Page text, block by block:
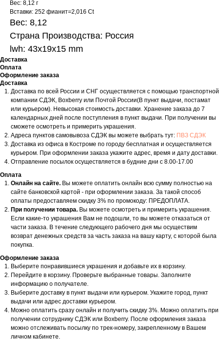
Вес: 8,12 г
Вставки: 252 фианит=2,016 Ct
Вес: 8,12
Страна Производства: Россия
lwh: 43x19x15 mm
Доставка
Оплата
Оформление заказа
Доставка
Доставка по всей России и СНГ осуществляется с помощью транспортной
компании СДЭК, Boxberry или Почтой России(В пункт выдачи, постамат
или курьером). Невысокая стоимость доставки. Хранение заказа до 7
календарных дней после поступления в пункт выдачи. При получении вы
сможете осмотреть и примерить украшения.
Адреса пунктов самовывоза СДЭК вы можете выбрать тут: ПВЗ СДЭК
Доставка из офиса в Костроме по городу бесплатная и осуществляется
курьером. При оформлении заказа укажите адрес, время и дату доставки.
Отправление посылок осуществляется в будние дни с 8.00-17.00
Оплата
Онлайн на сайте. Вы можете оплатить онлайн всю сумму полностью на
сайте банковской картой - при оформлении заказа. За такой способ
оплаты предоставляем скидку 3% по промокоду: ПРЕДОПЛАТА.
При получении товара. Вы можете осмотреть и примерить украшения.
Если какие-то украшения Вам не подошли, то вы можете отказаться от
части заказа. В течение следующего рабочего дня мы осуществим
возврат денежных средств за часть заказа на вашу карту, с которой была
покупка.
Оформление заказа
Выберите понравившиеся украшения и добавьте их в корзину.
Перейдите в корзину. Проверьте выбранные товары. Заполните
информацию о получателе.
Выберите доставку в пункт выдачи или курьером. Укажите город, пункт
выдачи или адрес доставки курьером.
Можно оплатить сразу онлайн и получить скидку 3%. Можно оплатить при
получении сотруднику СДЭК или Boxberry. После оформления заказа
можно отслеживать посылку по трек-номеру, закрепленному в Вашем
личном кабинете.